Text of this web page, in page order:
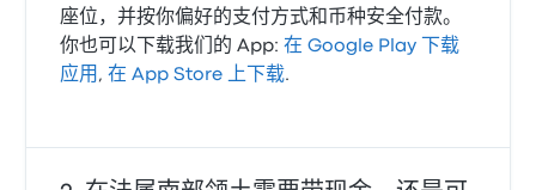
座位，并按你偏好的支付方式和币种安全付款。
你也可以下载我们的 App:在 Google Play 下载
应用 ,在 App Store 上下载.